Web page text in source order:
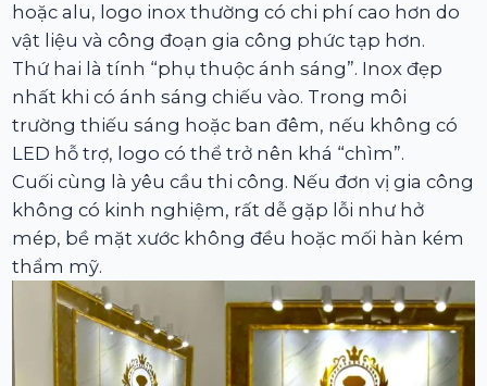
hoặc alu, logo inox thường có chi phí cao hơn do
vật liệu và công đoạn gia công phức tạp hơn.
Thứ hai là tính “phụ thuộc ánh sáng”. Inox đẹp
nhất khi có ánh sáng chiếu vào. Trong môi
trường thiếu sáng hoặc ban đêm, nếu không có
LED hỗ trợ, logo có thể trở nên khá “chìm”.
Cuối cùng là yêu cầu thi công. Nếu đơn vị gia công
không có kinh nghiệm, rất dễ gặp lỗi như hở
mép, bề mặt xước không đều hoặc mối hàn kém
thẩm mỹ.